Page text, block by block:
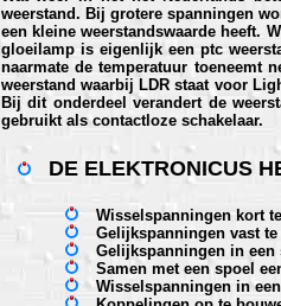
weerstand. Bij grotere spanningen
een kleine weerstandswaarde heeft.
gloeilamp is eigenlijk een ptc
naarmate de temperatuur toeneemt
weerstand waarbij LDR staat voor
Bij dit onderdeel verandert de
gebruikt als contactloze schakelaar.
DE ELEKTRONICUS
Wisselspanningen kort
Gelijkspanningen vast
Gelijkspanningen in
Samen met een spoel
Wisselspanningen in